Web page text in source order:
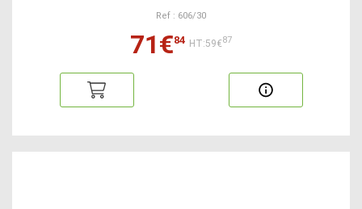
Ref : 606/30
71€84 HT:59€87